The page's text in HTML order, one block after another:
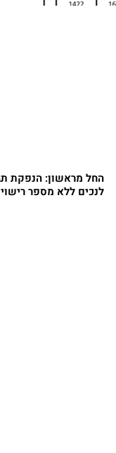
החל מראשון: הנפקת
לנכים ללא מספר רישוי